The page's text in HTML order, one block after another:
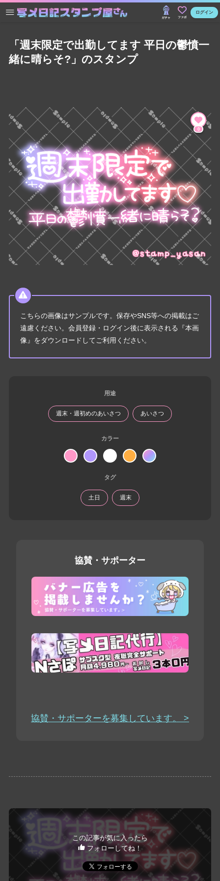
ガチャ ファボ
ログイン
「週末限定で出勤してます 平日の鬱憤一
緒に晴らそ?」のスタンプ
0
こちらの画像はサンプルです。保存やSNS等への掲載はご
遠慮ください。会員登録・ログイン後に表示される『本画
像』をダウンロードしてご利用ください。
用途
週末・週初めのあいさつ あいさつ
カラー
タグ
土日 週末
協賛・サポーター
協賛・サポーターを募集しています。 >
この記事が気に入ったら
フォローしてね！